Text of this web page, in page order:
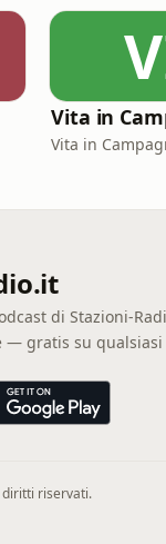
Vita in
Vita in
di Stazioni-
— gratis su qualsiasi
diritti riservati.